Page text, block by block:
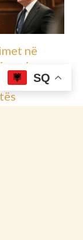
dhe Carrabreg
armë të
ndodhet në
një person
leje dhe
SQ